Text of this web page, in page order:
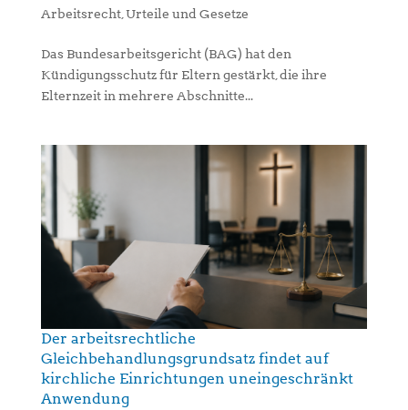
Arbeitsrecht,Urteile und Gesetze
Das Bundesarbeitsgericht (BAG) hat den
Kündigungsschutz für Eltern gestärkt, die ihre
Elternzeit in mehrere Abschnitte...
Der arbeitsrechtliche
Gleichbehandlungsgrundsatz findet auf
kirchliche Einrichtungen uneingeschränkt
Anwendung